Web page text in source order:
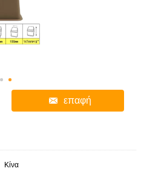
επαφή
Κίνα